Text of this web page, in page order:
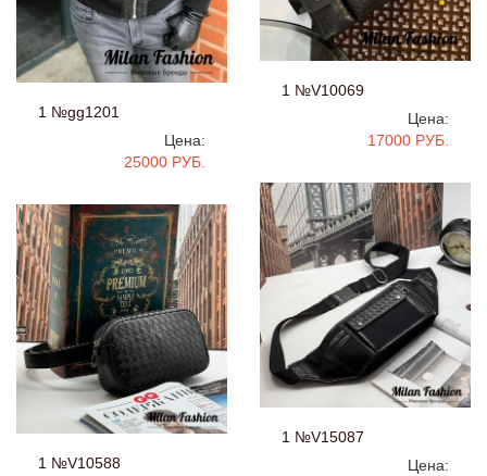
1 №gg1201
Цена:
25000 РУБ.
1 №V10069
Цена:
17000 РУБ.
1 №V15087
Цена:
1 №V10588